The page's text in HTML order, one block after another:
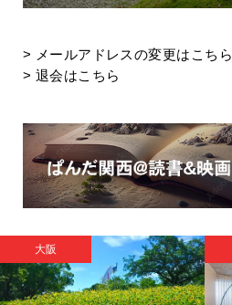
>
メールアドレスの変更はこちら
> 退会はこちら
大阪